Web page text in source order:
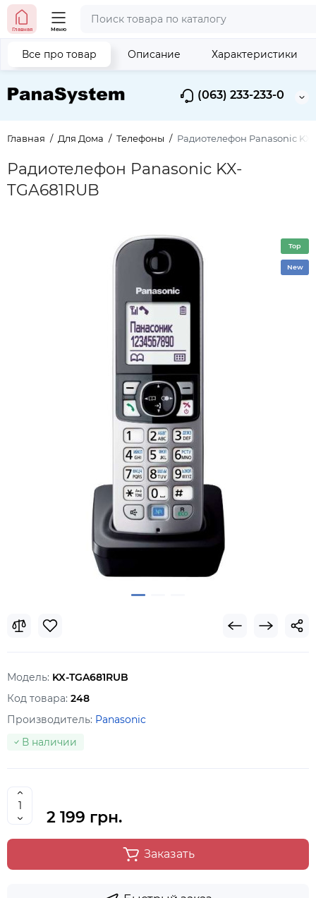
(063) 233-233-0
Главная Меню
Главная Для Дома Телефоны Радиотелефон Panasonic KX-
Радиотелефон Panasonic KX-
TGA681RUB
Все про товар Описание Характеристики
Top
New
Модель: KX-TGA681RUB
Код товара: 248
Производитель: Panasonic
В наличии
2 199 грн.
Заказать